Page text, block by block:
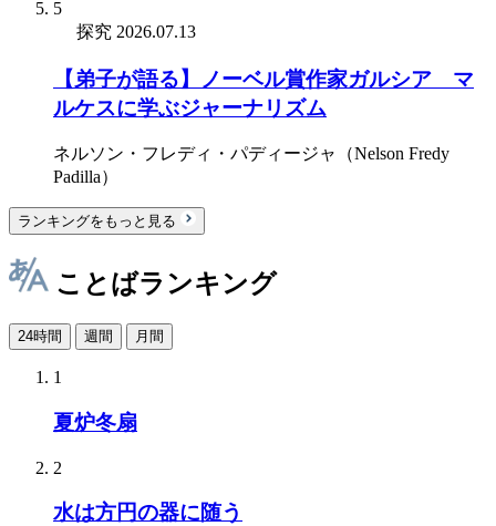
5
探究 2026.07.13
【弟子が語る】ノーベル賞作家ガルシア゠マ
ルケスに学ぶジャーナリズム
ネルソン・フレディ・パディージャ（Nelson Fredy
Padilla）
ランキングをもっと見る
ことばランキング
24時間 週間 月間
1
夏炉冬扇
2
水は方円の器に随う